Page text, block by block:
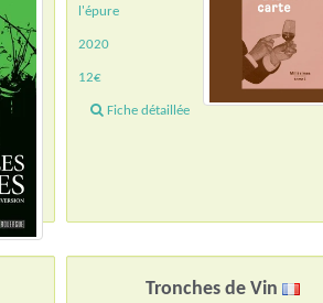
l'épure
2020
12€
Fiche détaillée
Tronches de Vin